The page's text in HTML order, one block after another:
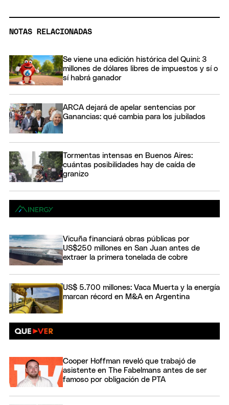
NOTAS RELACIONADAS
Se viene una edición histórica del Quini: 3
millones de dólares libres de impuestos y sí o
sí habrá ganador
ARCA dejará de apelar sentencias por
Ganancias: qué cambia para los jubilados
Tormentas intensas en Buenos Aires:
cuántas posibilidades hay de caída de
granizo
Vicuña financiará obras públicas por
US$250 millones en San Juan antes de
extraer la primera tonelada de cobre
US$ 5.700 millones: Vaca Muerta y la energía
marcan récord en M&A en Argentina
Cooper Hoffman reveló que trabajó de
asistente en The Fabelmans antes de ser
famoso por obligación de PTA